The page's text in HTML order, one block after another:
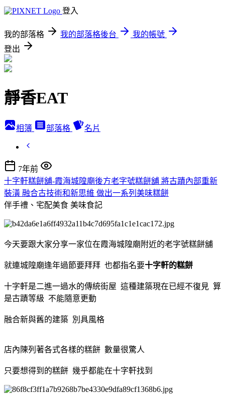
登入
我的部落格 我的部落格後台
我的帳號
登出
靜香EAT
相簿 部落格 名片
7年前
十字軒糕餅舖-霞海城隍廟後方老字號糕餅舖 將古蹟內部重新
裝潢 融合古技術和新思維 做出一系列美味糕餅
伴手禮、宅配美食 美味食記
今天要跟大家分享一家位在霞海城隍廟附近的老字號糕餅舖
就連城隍廟逢年過節要拜拜 也都指名要十字軒的糕餅
十字軒是二進一過水的傳統街屋 這種建築現在已經不復見 算
是古蹟等級 不能隨意更動
融合新與舊的建築 別具風格
店內陳列著各式各樣的糕餅 數量很驚人
只要想得到的糕餅 幾乎都能在十字軒找到